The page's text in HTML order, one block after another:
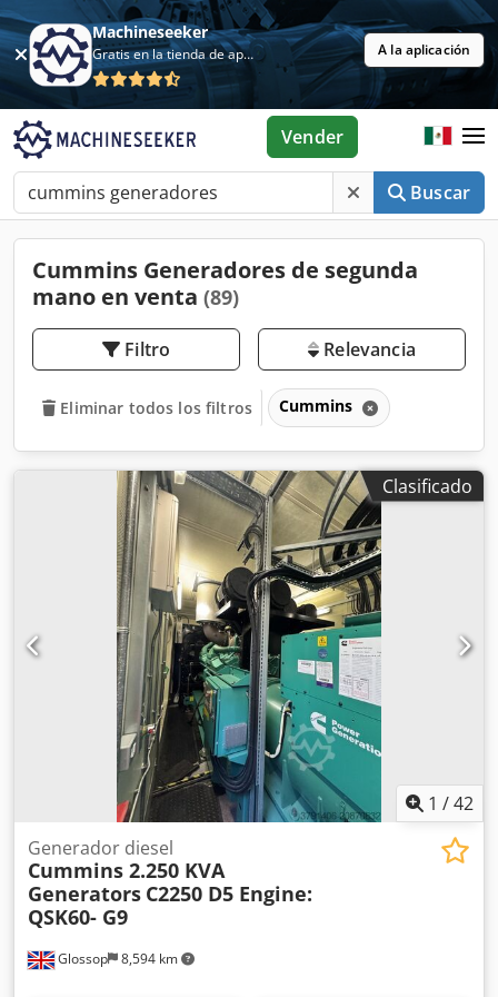
Machineseeker
Gratis en la tienda de aplicaciones A la aplicación
Buscar
Vender
Cummins Generadores de segunda
mano en venta (89)
Filtro Relevancia
Eliminar todos los filtros Cummins
Clasificado
1 /42
Glossop 8,594 km
Generador diesel
Cummins 2.250 KVA
Generators C2250 D5 Engine:
QSK60- G9